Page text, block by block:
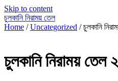
Skip to content
চুলকানি নিরাময় তেল
Home /Uncategorized / চুলকানি
চুলকানি নিরাময় তেল